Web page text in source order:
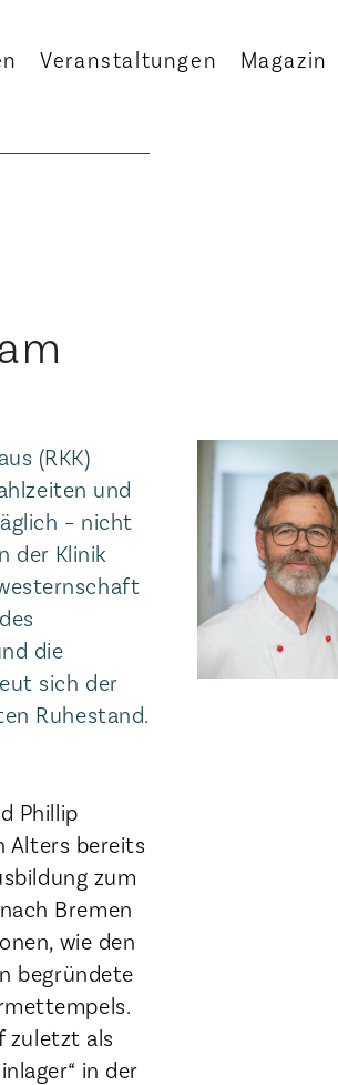
(RKK)
und
– nicht
der Klinik
die
sich der
Ruhestand.
Phillip
Alters bereits
zum
Bremen
wie den
begründete
zuletzt als
in der
Veranstaltungen Magazin